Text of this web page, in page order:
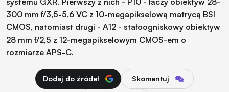
300 mm f/3,5-5,6 VC z 10-megapikselową matrycą BSI
CMOS, natomiast drugi - A12 - stałoogniskowy obiektyw
28 mm f/2,5 z 12-megapikselowym CMOS-em o
rozmiarze APS-C.
Dodaj do źródeł Skomentuj